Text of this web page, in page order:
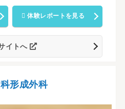
体験レポートを見る
イトへ
形成外科